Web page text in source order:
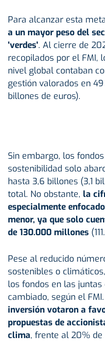
Para alcanzar esta
a un mayor peso del
'verdes'. Al cierre de
recopilados por el FMI,
nivel global contaban
gestión valorados en
billones de euros).
Sin embargo, los
sostenibilidad solo
hasta 3,6 billones (3,1
total. No obstante, la
especialmente
menor, ya que solo
de 130.000 millones
Pese al reducido
sostenibles o
los fondos en las
cambiado, según el
inversión votaron a
propuestas de
clima, frente al 20% de